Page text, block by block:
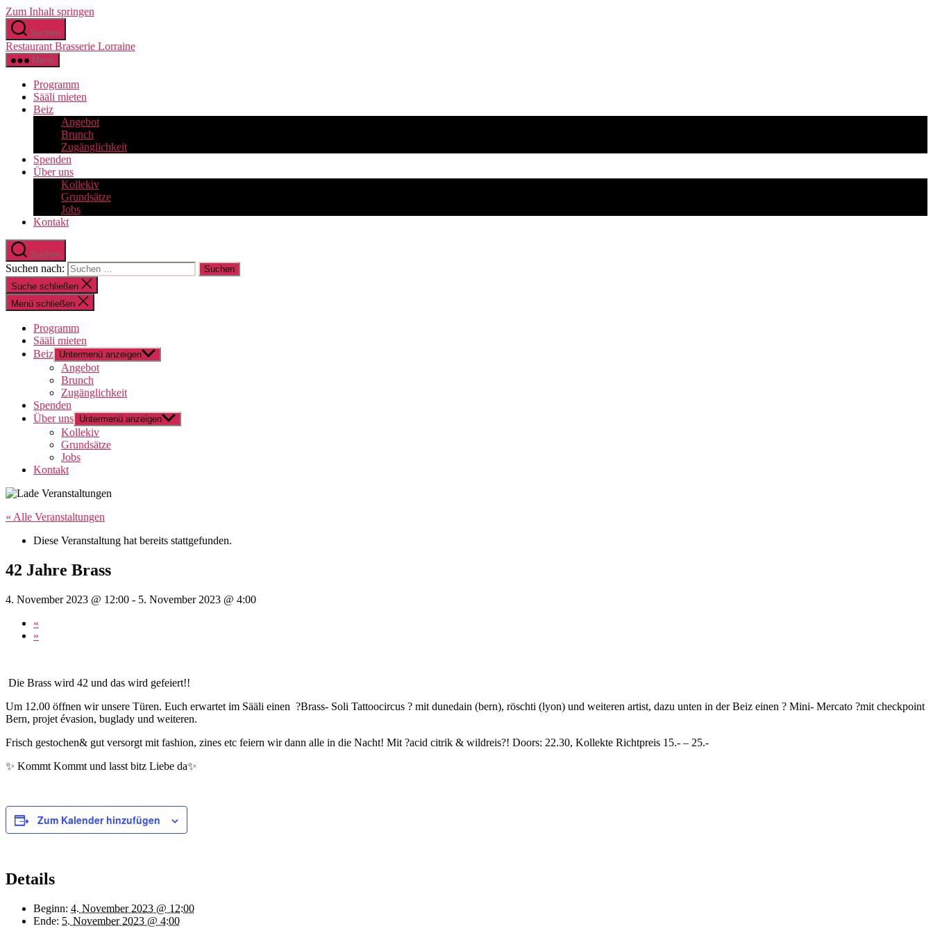
Zum Inhalt springen
Suchen
Restaurant Brasserie Lorraine
Menü
Programm
Sääli mieten
Beiz
Angebot
Brunch
Zugänglichkeit
Spenden
Über uns
Kollekiv
Grundsätze
Jobs
Kontakt
Suchen
Suchen nach:
Suche schließen
Menü schließen
Programm
Sääli mieten
Beiz Untermenü anzeigen
Angebot
Brunch
Zugänglichkeit
Spenden
Über uns Untermenü anzeigen
Kollekiv
Grundsätze
Jobs
Kontakt
« Alle Veranstaltungen
Diese Veranstaltung hat bereits stattgefunden.
42 Jahre Brass
4. November 2023 @ 12:00 - 5. November 2023 @ 4:00
«
»
Die Brass wird 42 und das wird gefeiert!!
Um 12.00 öffnen wir unsere Türen. Euch erwartet im Sääli einen ?Brass- Soli Tattoocircus ? mit dunedain (bern), röschti (lyon) und weiteren artist, dazu unten in der Beiz einen ? Mini- Mercato ?mit checkpoint
Bern, projet évasion, buglady und weiteren.
Frisch gestochen& gut versorgt mit fashion, zines etc feiern wir dann alle in die Nacht! Mit ?acid citrik & wildreis?! Doors: 22.30, Kollekte Richtpreis 15.- – 25.-
✨ Kommt Kommt und lasst bitz Liebe da✨
Zum Kalender hinzufügen
Details
Beginn: 4. November 2023 @ 12:00
Ende: 5. November 2023 @ 4:00